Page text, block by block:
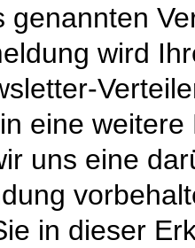
genannten
wird
eine
uns eine
in dieser